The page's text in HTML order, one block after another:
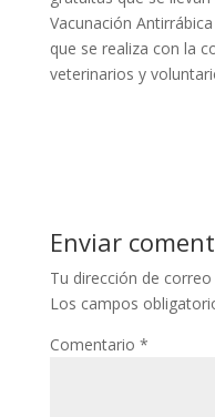
Vacunación
que se realiza con la
veterinarios y
Enviar
Tu dirección de
Los campos
Comentario *